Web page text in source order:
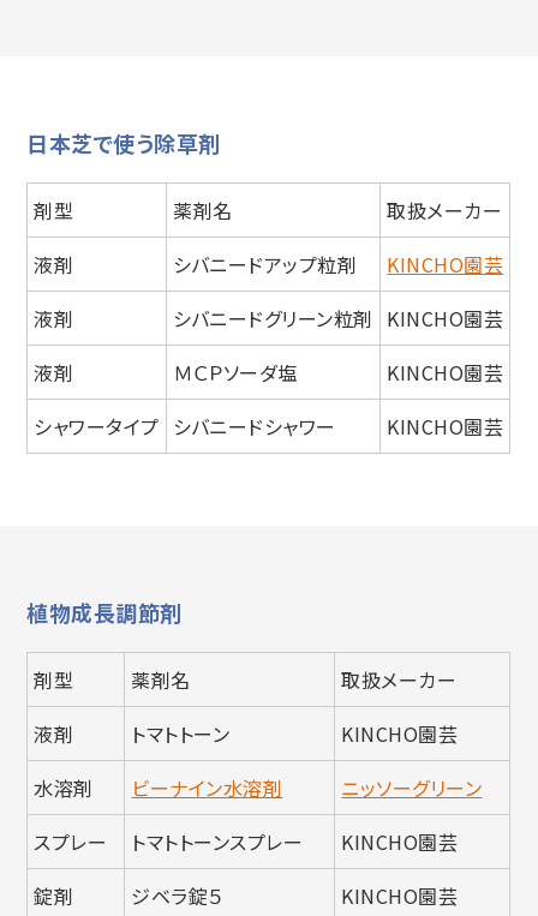
日本芝で使う除草剤
剤型 薬剤名
取扱メーカー
液剤
シバニードアップ粒剤
KINCHO園芸
液剤
シバニードグリーン粒剤 KINCHO園芸
液剤
ＭＣＰソーダ塩
KINCHO園芸
シャワータイプ シバニードシャワー KINCHO園芸
植物成長調節剤
剤型 薬剤名
取扱メーカー
液剤
トマトトーン
KINCHO園芸
水溶剤
ビーナイン水溶剤
ニッソーグリーン
スプレー
トマトトーンスプレー
KINCHO園芸
錠剤
ジベラ錠５ KINCHO園芸